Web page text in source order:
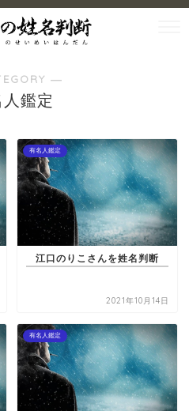
―
鑑定
有名人鑑定
江口のりこさんを姓名判断
2021年10月14日
有名人鑑定